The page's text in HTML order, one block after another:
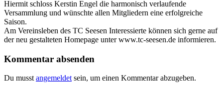
Hiermit schloss Kerstin Engel die harmonisch verlaufende
Versammlung und wünschte allen Mitgliedern eine erfolgreiche
Saison.
Am Vereinsleben des TC Seesen Interessierte können sich gerne auf
der neu gestalteten Homepage unter www.tc-seesen.de informieren.
Kommentar absenden
Du musst angemeldet sein, um einen Kommentar abzugeben.